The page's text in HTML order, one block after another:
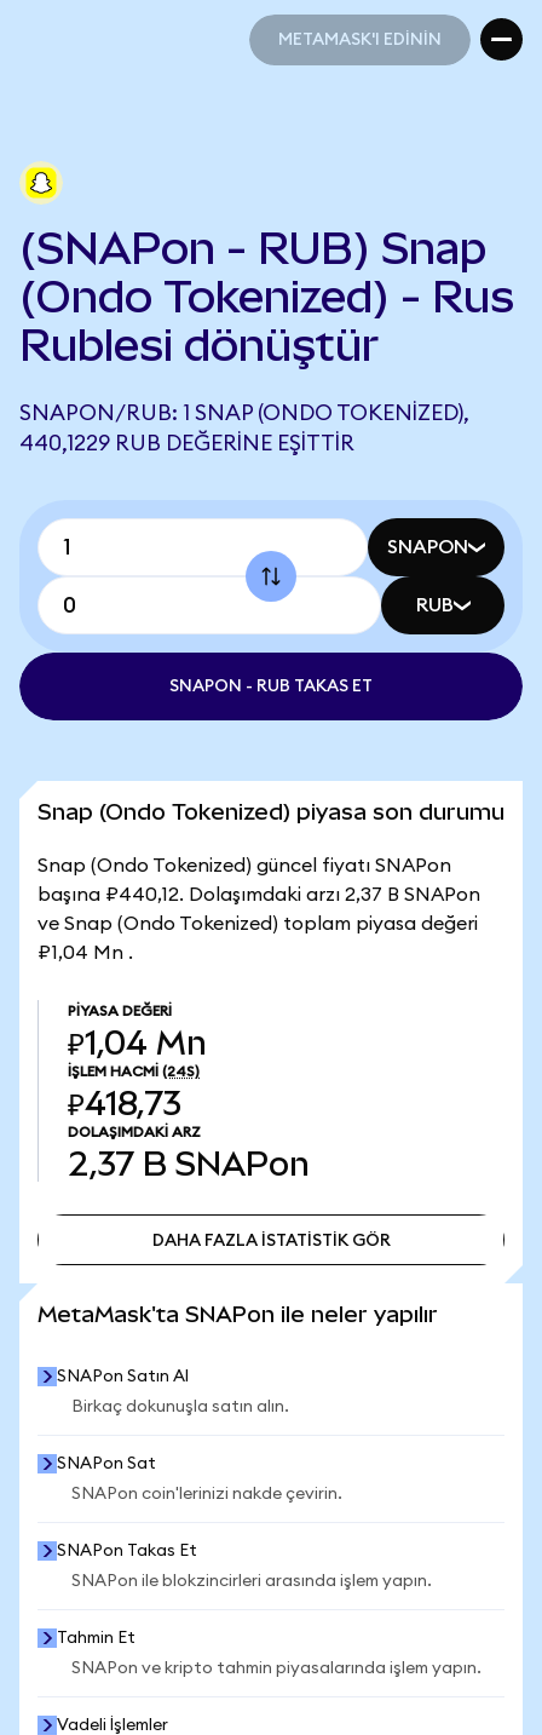
METAMASK'I EDİNİN
(SNAPon - RUB) Snap
(Ondo Tokenized) - Rus
Rublesi dönüştür
SNAPON/RUB: 1 SNAP (ONDO TOKENIZED),
440,1229 RUB DEĞERINE EŞITTIR
SNAPON
RUB
SNAPON - RUB TAKAS ET
Snap (Ondo Tokenized) piyasa son durumu
Snap (Ondo Tokenized) güncel fiyatı SNAPon
başına ₽440,12. Dolaşımdaki arzı 2,37 B SNAPon
ve Snap (Ondo Tokenized) toplam piyasa değeri
₽1,04 Mn .
PIYASA DEĞERI
₽1,04 Mn
İŞLEM HACMI (24S)
₽418,73
DOLAŞIMDAKI ARZ
2,37 B SNAPon
DAHA FAZLA İSTATİSTİK GÖR
MetaMask'ta SNAPon ile neler yapılır
SNAPon Satın Al
Birkaç dokunuşla satın alın.
SNAPon Sat
SNAPon coin'lerinizi nakde çevirin.
SNAPon Takas Et
SNAPon ile blokzincirleri arasında işlem yapın.
Tahmin Et
SNAPon ve kripto tahmin piyasalarında işlem yapın.
Vadeli İşlemler